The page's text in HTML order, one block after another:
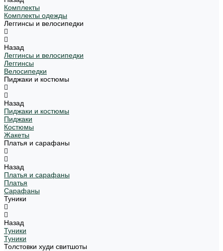
Комплекты
Комплекты одежды
Леггинсы и велосипедки
Назад
Леггинсы и велосипедки
Леггинсы
Велосипедки
Пиджаки и костюмы
Назад
Пиджаки и костюмы
Пиджаки
Костюмы
Жакеты
Платья и сарафаны
Назад
Платья и сарафаны
Платья
Сарафаны
Туники
Назад
Туники
Туники
Толстовки худи свитшоты